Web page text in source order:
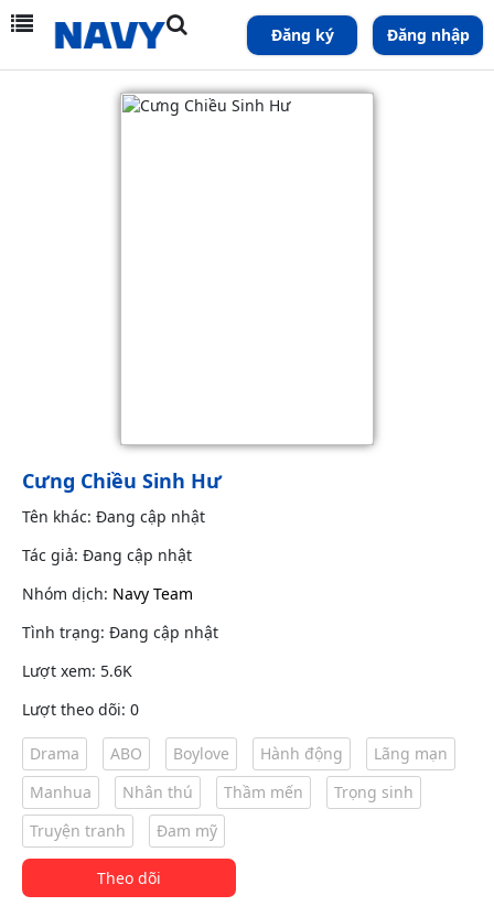
Đăng ký Đăng nhập
Cưng Chiều Sinh Hư
Tên khác: Đang cập nhật
Tác giả: Đang cập nhật
Nhóm dịch: Navy Team
Tình trạng: Đang cập nhật
Lượt xem: 5.6K
Lượt theo dõi: 0
Drama ABO Boylove Hành động
Lãng mạn
Manhua
Nhân thú Thầm mến
Trọng sinh
Truyện tranh
Đam mỹ
Theo dõi